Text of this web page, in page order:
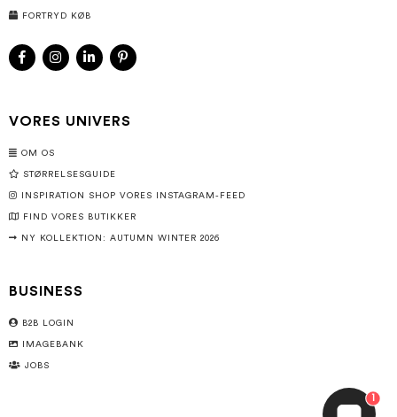
FORTRYD KØB
VORES UNIVERS
OM OS
STØRRELSESGUIDE
INSPIRATION SHOP VORES INSTAGRAM-FEED
FIND VORES BUTIKKER
NY KOLLEKTION: AUTUMN WINTER 2026
BUSINESS
B2B LOGIN
IMAGEBANK
JOBS
1